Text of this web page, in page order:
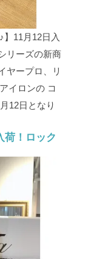
】11月12日入
リーズの新商
ヤープロ、リ
イロンの コ
12日となり
荷！ロック